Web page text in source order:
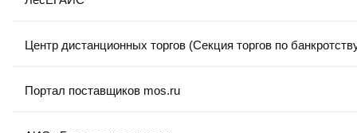
Центр дистанционных торгов (Секция торгов по
Портал поставщиков mos.ru